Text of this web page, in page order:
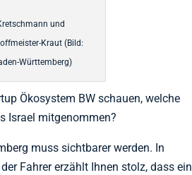
und
Kraut (Bild:
Württemberg)
Ökosystem BW schauen, welche
Israel mitgenommen?
muss sichtbarer werden. In
Fahrer erzählt Ihnen stolz, dass ein